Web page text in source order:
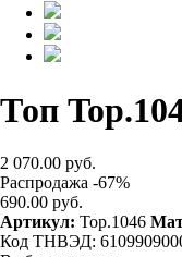
Топ
2 070.00 руб.
Распродажа -67%
690.00 руб.
Артикул: Top.1046
Код ТНВЭД: